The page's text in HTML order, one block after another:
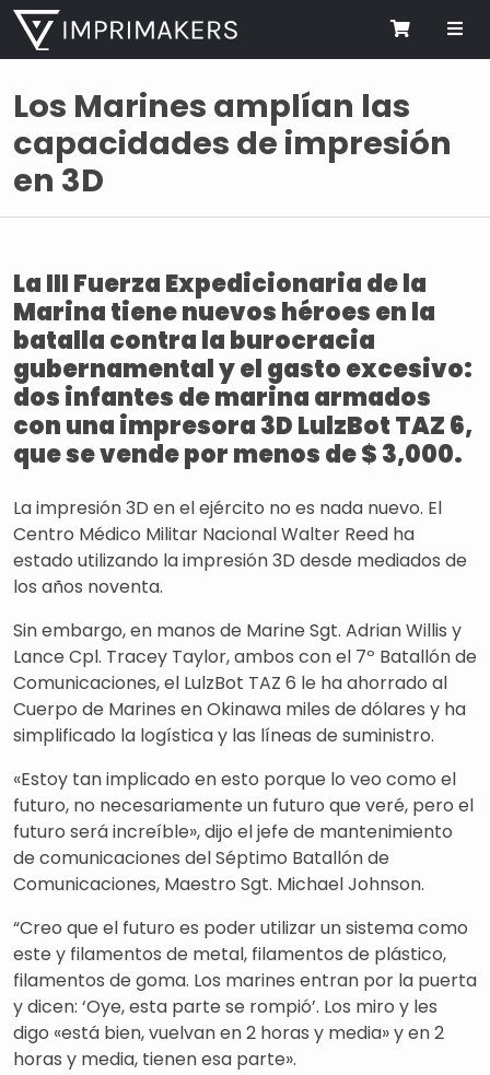
Cart
Los Marines amplían las
capacidades de impresión
en 3D
La III Fuerza Expedicionaria de la
Marina tiene nuevos héroes en la
batalla contra la burocracia
gubernamental y el gasto excesivo:
dos infantes de marina armados
con una impresora 3D LulzBot TAZ 6,
que se vende por menos de $ 3,000.
La impresión 3D en el ejército no es nada nuevo. El
Centro Médico Militar Nacional Walter Reed ha
estado utilizando la impresión 3D desde mediados de
los años noventa.
Sin embargo, en manos de Marine Sgt. Adrian Willis y
Lance Cpl. Tracey Taylor, ambos con el 7º Batallón de
Comunicaciones, el LulzBot TAZ 6 le ha ahorrado al
Cuerpo de Marines en Okinawa miles de dólares y ha
simplificado la logística y las líneas de suministro.
«Estoy tan implicado en esto porque lo veo como el
futuro, no necesariamente un futuro que veré, pero el
futuro será increíble», dijo el jefe de mantenimiento
de comunicaciones del Séptimo Batallón de
Comunicaciones, Maestro Sgt. Michael Johnson.
“Creo que el futuro es poder utilizar un sistema como
este y filamentos de metal, filamentos de plástico,
filamentos de goma. Los marines entran por la puerta
y dicen: ‘Oye, esta parte se rompió’. Los miro y les
digo «está bien, vuelvan en 2 horas y media» y en 2
horas y media, tienen esa parte».